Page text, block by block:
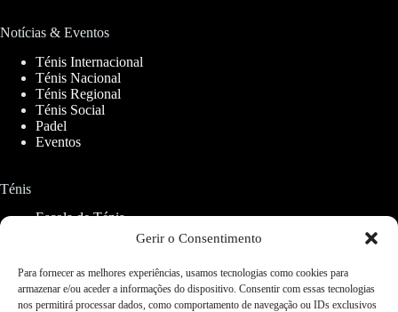
Gerir o Consentimento
Para fornecer as melhores experiências, usamos tecnologias como cookies para
armazenar e/ou aceder a informações do dispositivo. Consentir com essas tecnologias
nos permitirá processar dados, como comportamento de navegação ou IDs exclusivos
Notícias & Eventos
Ténis Internacional
Ténis Nacional
Ténis Regional
Ténis Social
Padel
Eventos
Ténis
Escola de Ténis
Aluguer de Campos
Padel